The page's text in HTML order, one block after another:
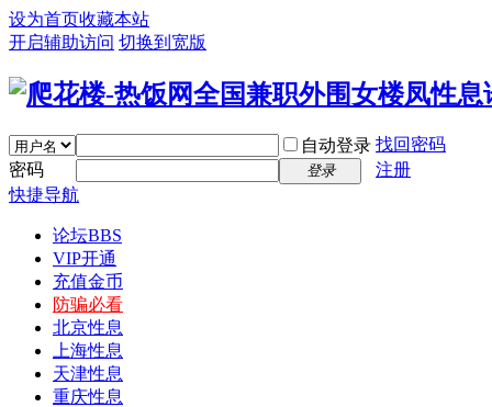
设为首页收藏本站
开启辅助访问 切换到宽版
自动登录 找回密码
密码
登录
注册
快捷导航
论坛BBS
VIP开通
充值金币
防骗必看
北京性息
上海性息
天津性息
重庆性息